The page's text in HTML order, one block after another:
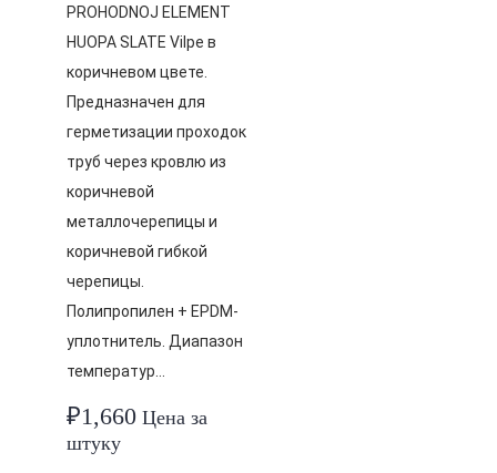
PROHODNOJ ELEMENT
HUOPA SLATE Vilpe в
коричневом цвете.
Предназначен для
герметизации проходок
труб через кровлю из
коричневой
металлочерепицы и
коричневой гибкой
черепицы.
Полипропилен + EPDM-
уплотнитель. Диапазон
температур…
₽1,660 Цена за
штуку